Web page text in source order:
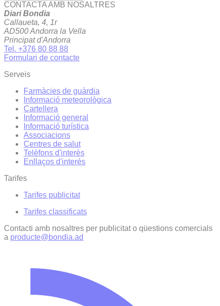
CONTACTA AMB NOSALTRES
Diari Bondia
Callaueta, 4, 1r
AD500 Andorra la Vella
Principat d'Andorra
Tel. +376 80 88 88
Formulari de contacte
Serveis
Farmàcies de guàrdia
Informació meteorològica
Cartellera
Informació general
Informació turística
Associacions
Centres de salut
Telèfons d'interès
Enllaços d'interés
Tarifes
Tarifes publicitat
Tarifes classificats
Contacti amb nosaltres per publicitat o qüestions comercials
a producte@bondia.ad